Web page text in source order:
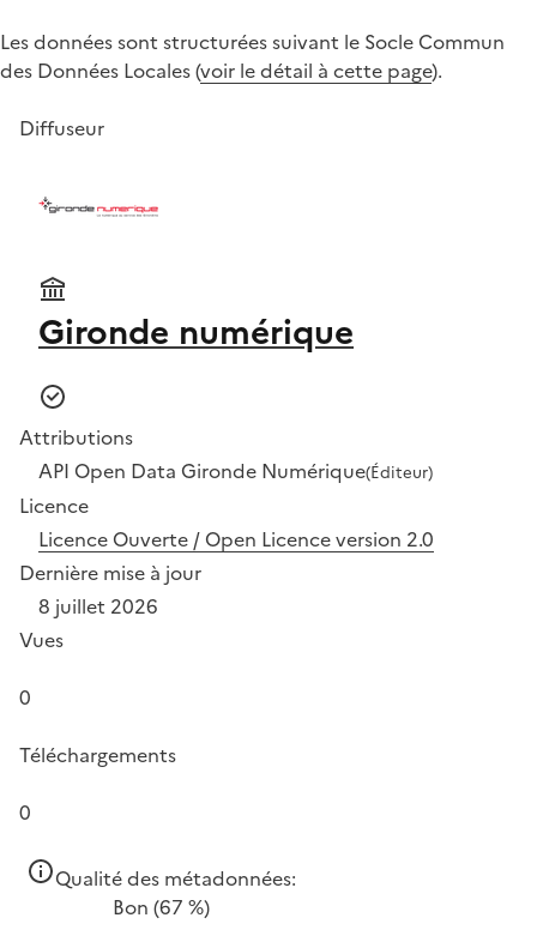
Les données sont structurées suivant le Socle Commun
des Données Locales (voir le détail à cette page).
Diffuseur
Gironde numérique
Attributions
API Open Data Gironde Numérique(Éditeur)
Licence
Licence Ouverte / Open Licence version 2.0
Dernière mise à jour
8 juillet 2026
Vues
0
Téléchargements
0
Qualité des métadonnées:
Bon (67 %)